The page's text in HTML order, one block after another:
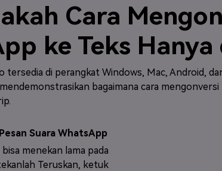
Cara
ke Teks
di perangkat Windows, Mac, Android,
bagaimana cara
Suara WhatsApp
menekan lama pada
Teruskan, ketuk